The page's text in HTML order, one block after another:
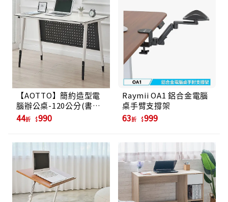
【AOTTO】簡約造型電
腦辦公桌-120公分(書桌
辦公桌 電腦桌)
44折 990
Raymii OA1 鋁合金電腦
桌手臂支撐架
63折 999